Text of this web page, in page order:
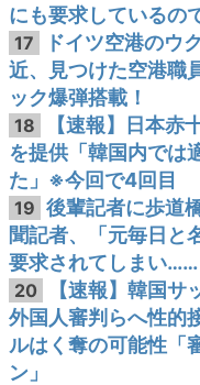
にも要求しているの
17
ドイツ空港のウ
近、見つけた空港職
ック爆弾搭載！
18
【速報】日本
を提供「韓国内では
た」※今回で4回目
19 後輩記者に歩道
聞記者、「元毎日と
要求されてしまい……
20
【速報】韓国サ
外国人審判らへ性的
ルはく奪の可能性「
ン」